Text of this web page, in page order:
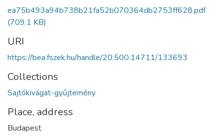
ea75b493a94b738b21fa52b070364db2753ff628.pdf
(709.1 KB)
URI
https://bea.fszek.hu/handle/20.500.14711/133693
Collections
Sajtókivágat-gyűjtemény
Place, address
Budapest